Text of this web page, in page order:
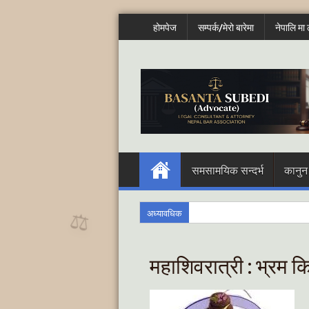
होमपेज सम्पर्क/मेरो बारेमा नेपालि मा
समसामयिक सन्दर्भ
अध्यावधिक
महाशिवरात्री : भ्रम
⚖️